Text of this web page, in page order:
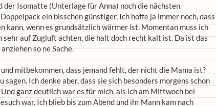
der Isomatte (Unterlage für Anna) noch die nächsten
ein bisschen günstiger. Ich hoffe ja immer noch, dass
kann, wenn es grundsätzlich wärmer ist. Momentan muss ich
sehr auf Zugluft achten, die halt doch recht kalt ist. Da ist das
so ne Sache.
mitbekommen, dass jemand fehlt, der nicht die Mama ist?
sagen. Ich denke aber, dass sie sich besonders morgens schon
ganz deutlich war es für mich, als ich am Mittwoch bei
war. Ich blieb bis zum Abend und ihr Mann kam nach